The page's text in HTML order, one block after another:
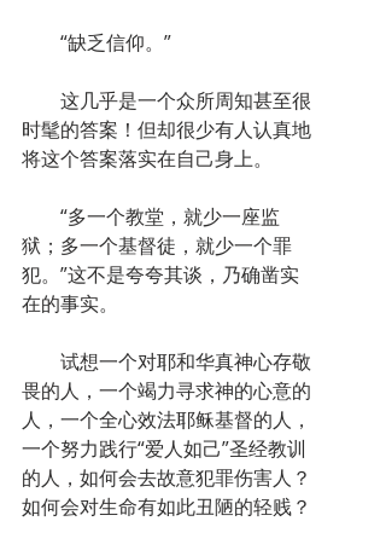
“缺乏信仰。”
这几乎是一个众所周知甚至很
时髦的答案！但却很少有人认真地
将这个答案落实在自己身上。
“多一个教堂，就少一座监
狱；多一个基督徒，就少一个罪
犯。”这不是夸夸其谈，乃确凿实
在的事实。
试想一个对耶和华真神心存敬
畏的人，一个竭力寻求神的心意的
人，一个全心效法耶稣基督的人，
一个努力践行“爱人如己”圣经教训
的人，如何会去故意犯罪伤害人？
如何会对生命有如此丑陋的轻贱？